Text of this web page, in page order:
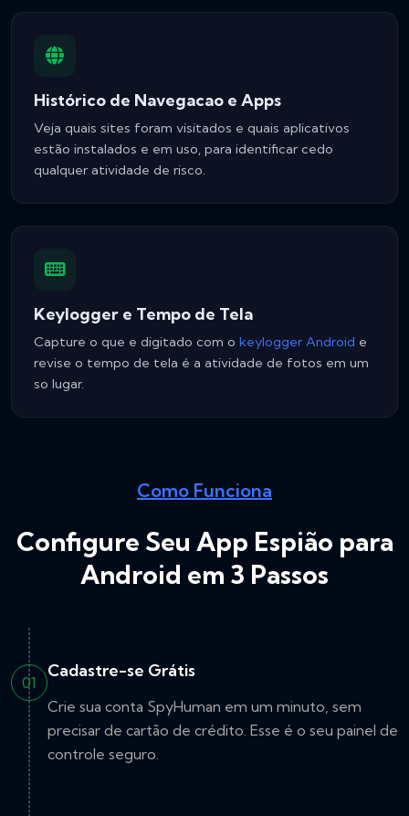
Histórico de Navegacao e Apps
Veja quais sites foram visitados e quais aplicativos
estão instalados e em uso, para identificar cedo
qualquer atividade de risco.
Keylogger e Tempo de Tela
Capture o que e digitado com o keylogger Android e
revise o tempo de tela é a atividade de fotos em um
so lugar.
Como Funciona
Configure Seu App Espião para
Android em 3 Passos
01
Cadastre-se Grátis
Crie sua conta SpyHuman em um minuto, sem
precisar de cartão de crédito. Esse é o seu painel de
controle seguro.